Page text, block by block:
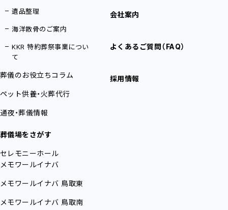
遺品整理
海洋散骨のご案内
KKR 特約葬祭事業につい
て
葬儀のお役立ちコラム
ペット供養・火葬代行
通夜・葬儀情報
葬儀場をさがす
セレモニーホール
メモワールイナバ
メモワールイナバ 鳥取東
メモワールイナバ 鳥取南
会社案内
よくあるご質問（FAQ）
採用情報